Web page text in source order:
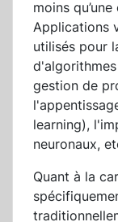
moins
Applications
utilisés pour
gestion de
learning),
neuronaux,
Quant à la